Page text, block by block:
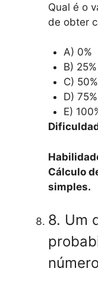
Qual é o
de obter
A) 0%
B) 25%
C) 50%
D) 75%
E)
Cálculo
simples.
8. Um